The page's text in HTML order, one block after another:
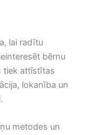
lai radītu
bērnu
tiek attīstītas
lokanība un
metodes un